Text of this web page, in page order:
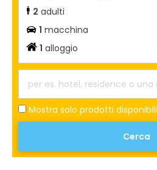
2 adulti
1 macchina
1 alloggio
Mostra solo prodotti disponibili
Cerca